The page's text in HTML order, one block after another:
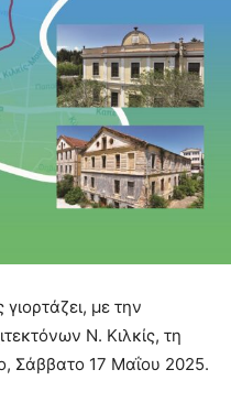
με την
Ν. Κιλκίς, τη
Σάββατο 17 Μαΐου 2025.